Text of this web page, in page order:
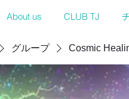
About us CLUB TJ
グループ Cosmic